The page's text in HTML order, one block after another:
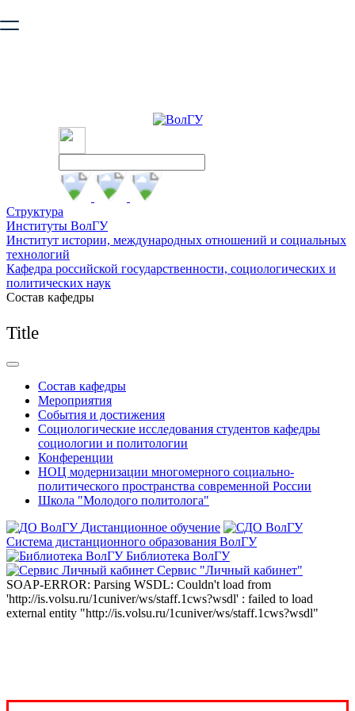
безопасную работу с сайтом. Пожалуйста
Структура
Институты ВолГУ
Институт истории, международных отношений и социальных
технологий
Кафедра российской государственности, социологических и
политических наук
Состав кафедры
Title
Состав кафедры
Мероприятия
События и достижения
Социологические исследования студентов кафедры
социологии и политологии
Конференции
НОЦ модернизации многомерного социально-
политического пространства современной России
Школа "Молодого политолога"
Дистанционное обучение
Система дистанционного образования ВолГУ
Библиотека ВолГУ
Сервис "Личный кабинет"
SOAP-ERROR: Parsing WSDL: Couldn't load from
'http://is.volsu.ru/1cuniver/ws/staff.1cws?wsdl' : failed to load
external entity "http://is.volsu.ru/1cuniver/ws/staff.1cws?wsdl"